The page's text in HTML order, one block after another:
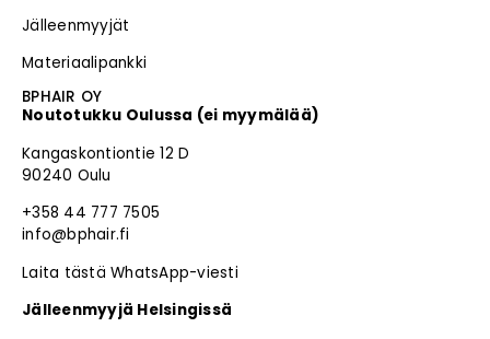
Jälleenmyyjät
Materiaalipankki
BPHAIR OY
Noutotukku Oulussa (ei myymälää)
Kangaskontiontie 12 D
90240 Oulu
+358 44 777 7505
info@bphair.fi
Laita tästä WhatsApp-viesti
Jälleenmyyjä Helsingissä